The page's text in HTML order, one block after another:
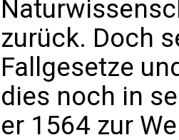
zurück. Doch
Fallgesetze
dies noch in
er 1564 zur